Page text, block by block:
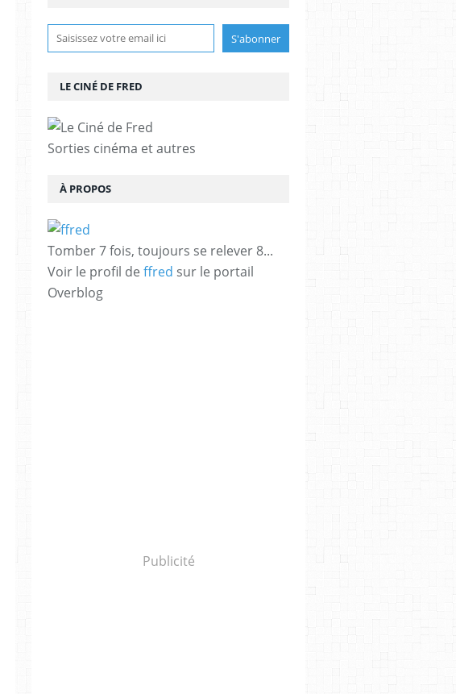
LE CINÉ DE FRED
Sorties cinéma et autres
À PROPOS
Tomber 7 fois, toujours se relever 8...
Voir le profil de ffred sur le portail
Overblog
Publicité